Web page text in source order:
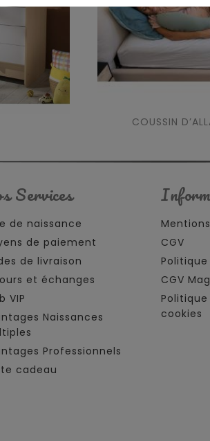
COUSSIN
Services
de naissance
de paiement
de livraison
et échanges
VIP
Naissances
Professionnels
cadeau
CGV
CGV
cookies